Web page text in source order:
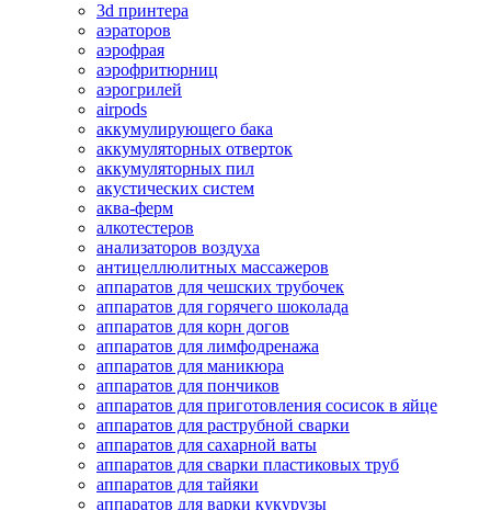
3d принтера
аэраторов
аэрофрая
аэрофритюрниц
аэрогрилей
airpods
аккумулирующего бака
аккумуляторных отверток
аккумуляторных пил
акустических систем
аква-ферм
алкотестеров
анализаторов воздуха
антицеллюлитных массажеров
аппаратов для чешских трубочек
аппаратов для горячего шоколада
аппаратов для корн догов
аппаратов для лимфодренажа
аппаратов для маникюра
аппаратов для пончиков
аппаратов для приготовления сосисок в яйце
аппаратов для раструбной сварки
аппаратов для сахарной ваты
аппаратов для сварки пластиковых труб
аппаратов для тайяки
аппаратов для варки кукурузы